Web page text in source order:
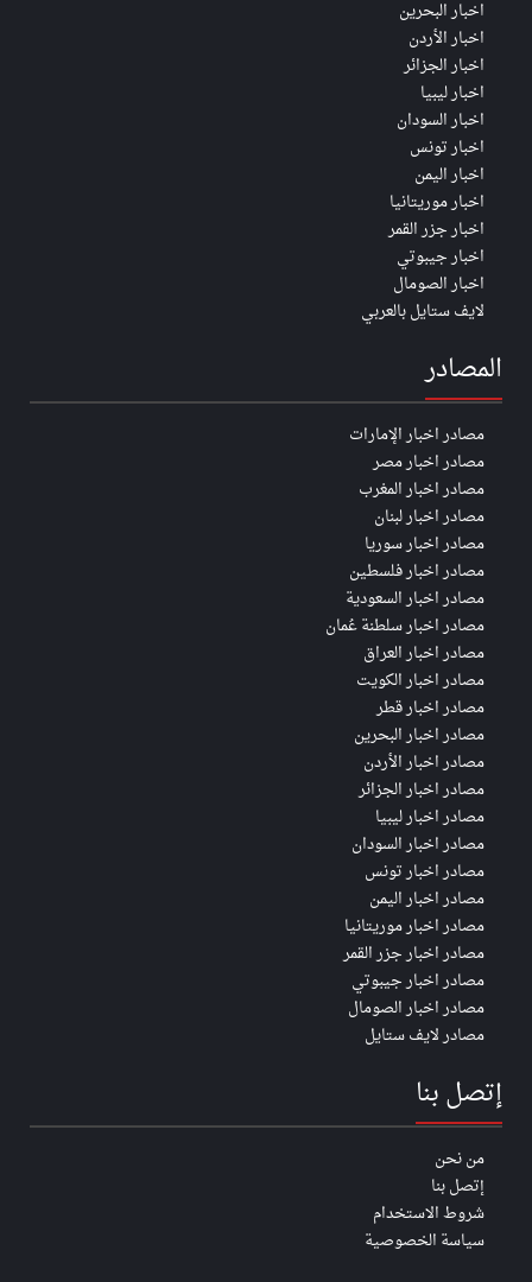
اخبار البحرين
اخبار الأردن
اخبار الجزائر
اخبار ليبيا
اخبار السودان
اخبار تونس
اخبار اليمن
اخبار موريتانيا
اخبار جزر القمر
اخبار جيبوتي
اخبار الصومال
لايف ستايل بالعربي
المصادر
مصادر اخبار الإمارات
مصادر اخبار مصر
مصادر اخبار المغرب
مصادر اخبار لبنان
مصادر اخبار سوريا
مصادر اخبار فلسطين
مصادر اخبار السعودية
مصادر اخبار سلطنة عُمان
مصادر اخبار العراق
مصادر اخبار الكويت
مصادر اخبار قطر
مصادر اخبار البحرين
مصادر اخبار الأردن
مصادر اخبار الجزائر
مصادر اخبار ليبيا
مصادر اخبار السودان
مصادر اخبار تونس
مصادر اخبار اليمن
مصادر اخبار موريتانيا
مصادر اخبار جزر القمر
مصادر اخبار جيبوتي
مصادر اخبار الصومال
مصادر لايف ستايل
إتصل بنا
من نحن
إتصل بنا
شروط الاستخدام
سياسة الخصوصية